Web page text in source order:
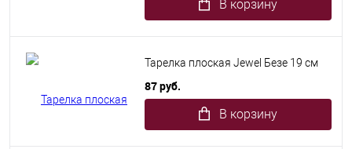
В корзину
Тарелка плоская Jewel Безе 19 см
87 руб.
В корзину